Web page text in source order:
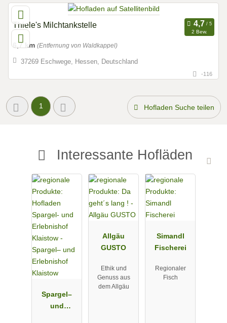
Thiele's Milchtankstelle
2 Bew.
6,7 km (Entfernung von Waldkappel)
37269 Eschwege, Hessen, Deutschland
-116
1 Hofladen Suche teilen
Interessante Hofläden
Spargel–
und
Allgäu
GUSTO
Ethik und
Genuss aus
dem Allgäu
Simandl
Fischerei
Regionaler
Fisch